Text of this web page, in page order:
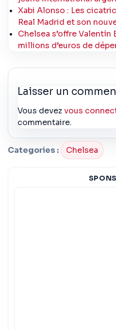
Xabi Alonso : Les
Real Madrid et son
Chelsea s’offre
millions d’euros de
Laisser un
Vous devezvous
commentaire.
Categories : Chelsea